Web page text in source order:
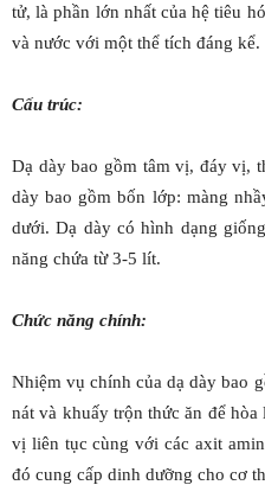
tử, là phần lớn nhất của hệ tiêu
và nước với một thể tích đáng kể.
Cấu trúc:
Dạ dày bao gồm tâm vị, đáy vị,
dày bao gồm bốn lớp: màng
dưới. Dạ dày có hình dạng
năng chứa từ 3-5 lít.
Chức năng chính:
Nhiệm vụ chính của dạ dày bao
nát và khuấy trộn thức ăn để
vị liên tục cùng với các axit
đó cung cấp dinh dưỡng cho cơ